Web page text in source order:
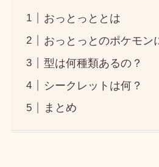
おっとっととは
おっとっとのポケモン
型は何種類あるの？
シークレットは何？
まとめ